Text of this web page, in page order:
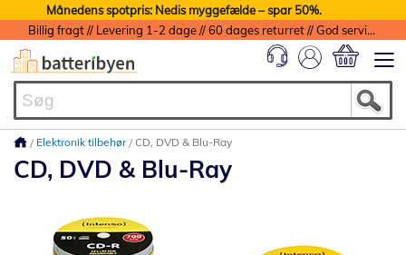
Månedens spotpris: Nedis myggefælde – spar 50%.
Billig fragt // Levering 1-2 dage // 60 dages returret // God service med garanti
Elektronik tilbehør CD, DVD & Blu-Ray
CD, DVD & Blu-Ray